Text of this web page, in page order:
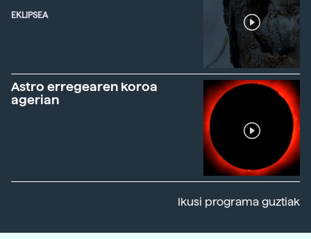
EKLIPSEA
Astro erregearen koroa
agerian
Ikusi programa guztiak